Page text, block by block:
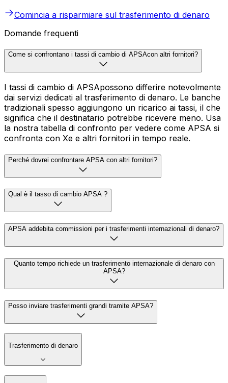
Comincia a risparmiare sul trasferimento di denaro
Domande frequenti
Come si confrontano i tassi di cambio di APSAcon altri fornitori?
I tassi di cambio di APSApossono differire notevolmente
dai servizi dedicati al trasferimento di denaro. Le banche
tradizionali spesso aggiungono un ricarico ai tassi, il che
significa che il destinatario potrebbe ricevere meno. Usa
la nostra tabella di confronto per vedere come APSA si
confronta con Xe e altri fornitori in tempo reale.
Perché dovrei confrontare APSA con altri fornitori?
Qual è il tasso di cambio APSA ?
APSA addebita commissioni per i trasferimenti internazionali di denaro?
Quanto tempo richiede un trasferimento internazionale di denaro con
APSA?
Posso inviare trasferimenti grandi tramite APSA?
Trasferimento di denaro